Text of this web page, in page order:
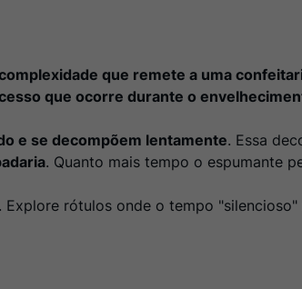
que remete a uma
que ocorre durante o
e se decompõem lentamente. Essa
. Quanto mais tempo o espumante
. Explore rótulos onde o tempo